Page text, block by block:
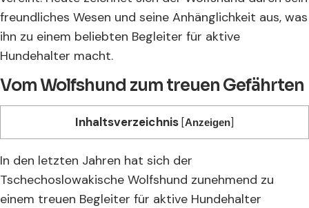
freundliches Wesen und seine Anhänglichkeit aus, was
ihn zu einem beliebten Begleiter für aktive
Hundehalter macht.
Vom Wolfshund zum treuen Gefährten
Inhaltsverzeichnis [Anzeigen]
In den letzten Jahren hat sich der
Tschechoslowakische Wolfshund zunehmend zu
einem treuen Begleiter für aktive Hundehalter